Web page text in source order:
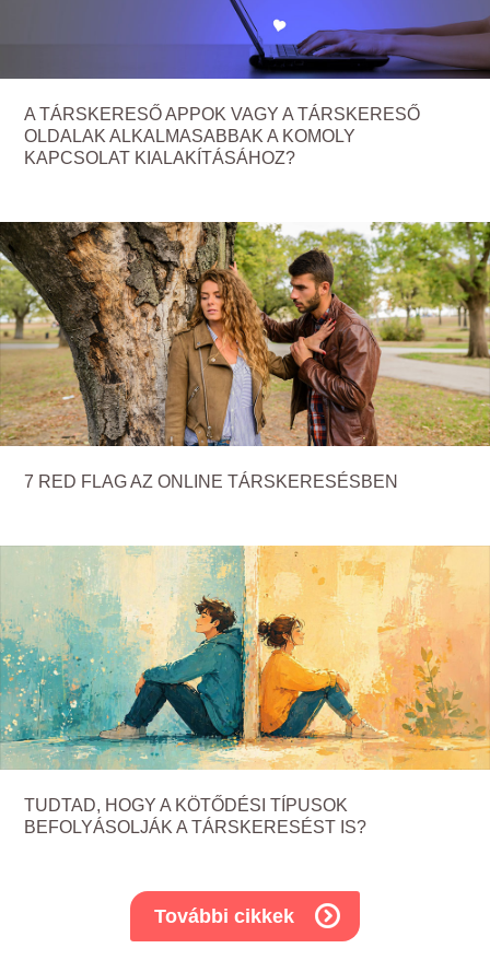
A TÁRSKERESŐ APPOK VAGY A TÁRSKERESŐ
OLDALAK ALKALMASABBAK A KOMOLY
KAPCSOLAT KIALAKÍTÁSÁHOZ?
7 RED FLAG AZ ONLINE TÁRSKERESÉSBEN
TUDTAD, HOGY A KÖTŐDÉSI TÍPUSOK
BEFOLYÁSOLJÁK A TÁRSKERESÉST IS?
További cikkek